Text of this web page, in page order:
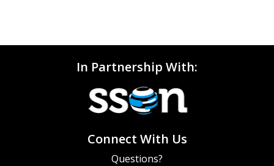
In Partnership With:
Connect With Us
Questions?